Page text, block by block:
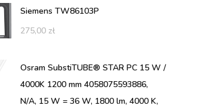
Siemens TW86103P
275,00 zł
Osram SubstiTUBE® STAR PC 15 W /
4000K 1200 mm 4058075593886,
N/A, 15 W = 36 W, 1800 lm, 4000 K,